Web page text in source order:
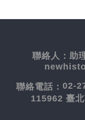
聯絡人： 助
聯絡電話： 02-
115962 臺